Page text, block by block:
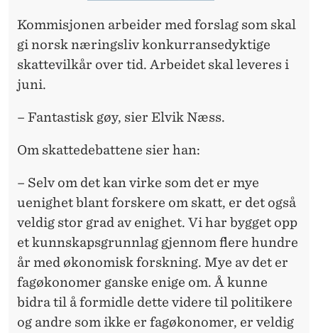
Kommisjonen arbeider med forslag som skal
gi norsk næringsliv konkurransedyktige
skattevilkår over tid. Arbeidet skal leveres i
juni.
– Fantastisk gøy, sier Elvik Næss.
Om skattedebattene sier han:
– Selv om det kan virke som det er mye
uenighet blant forskere om skatt, er det også
veldig stor grad av enighet. Vi har bygget opp
et kunnskapsgrunnlag gjennom flere hundre
år med økonomisk forskning. Mye av det er
fagøkonomer ganske enige om. Å kunne
bidra til å formidle dette videre til politikere
og andre som ikke er fagøkonomer, er veldig